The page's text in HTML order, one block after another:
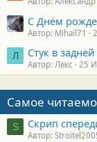
С Днём
Автор: Mihail71
Л Стук в задней
Автор: Лекс 25
Самое
S Скрип
Автор: